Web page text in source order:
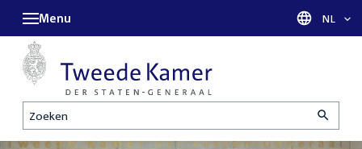
Zoeken
Menu Taal
NL